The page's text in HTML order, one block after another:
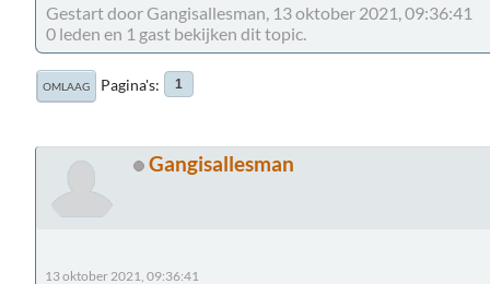
Gestart door Gangisallesman, 13 oktober 2021, 09:36:41
0 leden en 1 gast bekijken dit topic.
OMLAAG Pagina's 1
Gangisallesman
13 oktober 2021, 09:36:41